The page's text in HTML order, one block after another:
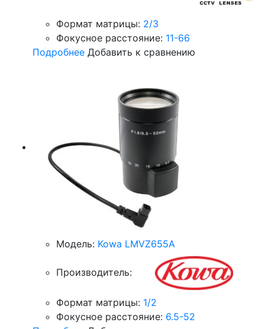
Формат матрицы: 2/3
Фокусное расстояние: 11-66
Подробнее Добавить к сравнению
Модель: Kowa LMVZ655A
Производитель:
Формат матрицы: 1/2
Фокусное расстояние: 6.5-52